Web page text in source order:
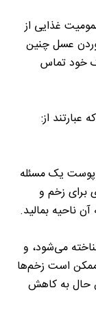
غذایی از
عسل چنین
خود تماس
از:
پوست یک مسئله
برای زخم و
ناحیه بمالید.
می‌شود، و
است زخم‌ها
حال به کاهش